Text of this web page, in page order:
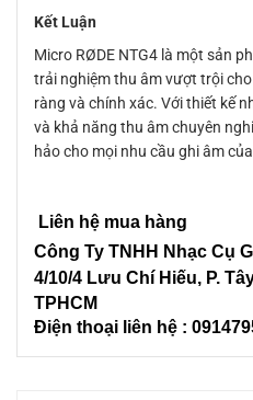
Kết Luận
Micro RØDE NTG4 là một sản
trải nghiệm thu âm vượt trội
ràng và chính xác. Với thiết kế
và khả năng thu âm chuyên
hảo cho mọi nhu cầu ghi âm
Liên hệ mua hàng
Công Ty TNHH Nhạc Cụ
4/10/4 Lưu Chí Hiếu, P.
TPHCM
Điện thoại liên hệ :